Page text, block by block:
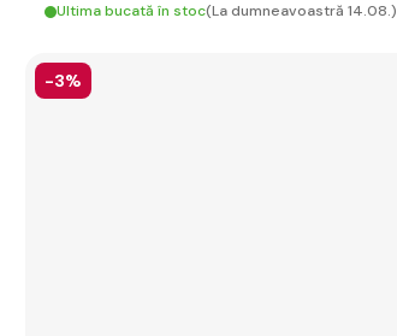
Ultima bucată în stoc(La dumneavoastră 14.08.)
-3%